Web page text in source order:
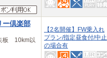
ー倶楽部
板 10km以
【2名開催】FW乗入れ
プラン/指定昼食付/中止
の場合有